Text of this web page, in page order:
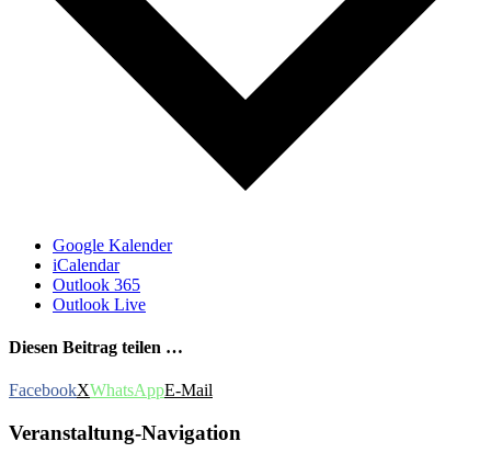
Google Kalender
iCalendar
Outlook 365
Outlook Live
Diesen Beitrag teilen …
FacebookXWhatsAppE-Mail
Veranstaltung-Navigation